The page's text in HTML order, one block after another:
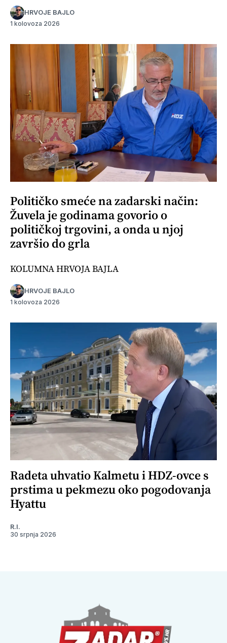
HRVOJE BAJLO
1 kolovoza 2026
Političko smeće na zadarski način:
Žuvela je godinama govorio o
političkoj trgovini, a onda u njoj
završio do grla
KOLUMNA HRVOJA BAJLA
HRVOJE BAJLO
1 kolovoza 2026
Radeta uhvatio Kalmetu i HDZ-ovce s
prstima u pekmezu oko pogodovanja
Hyattu
R.I.
30 srpnja 2026